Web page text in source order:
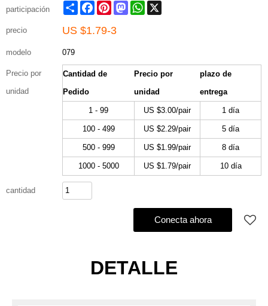
participación Share FacebookPinterestMastodonWhatsApp
precio US $1.79-3
modelo 079
Precio por
unidad
Cantidad de
Pedido
Precio por
unidad
plazo de
entrega
1 - 99 US $3.00/pair 1 día
100 - 499 US $2.29/pair 5 día
500 - 999 US $1.99/pair 8 día
1000 - 5000 US $1.79/pair 10 día
cantidad
Conecta ahora
DETALLE